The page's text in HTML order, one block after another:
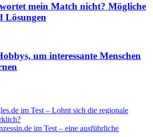
mein Match nicht? Mögliche
Lösungen
um interessante Menschen
im Test – Lohnt sich die regionale
im Test – eine ausführliche